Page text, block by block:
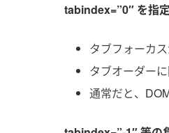
tabindex=”0″ を指定
タブフォーカ
タブオーダー
通常だと、